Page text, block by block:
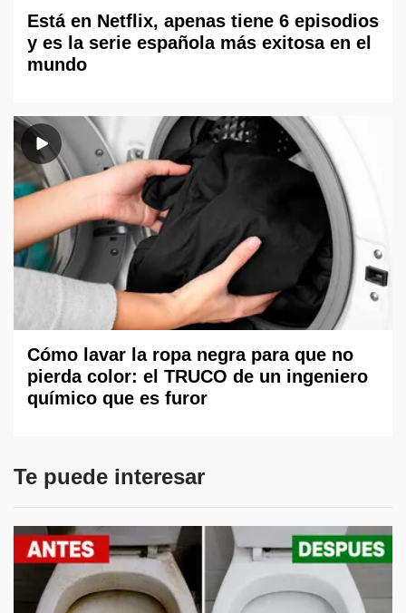
Está en Netflix, apenas tiene 6 episodios
y es la serie española más exitosa en el
mundo
Cómo lavar la ropa negra para que no
pierda color: el TRUCO de un ingeniero
químico que es furor
Te puede interesar